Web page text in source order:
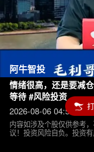
阿牛智投
情绪很高，还是要减
等待 #风险投资
2026-08-06 04:55
内容如涉及个股仅供参考
议！投资风险自负。投资有